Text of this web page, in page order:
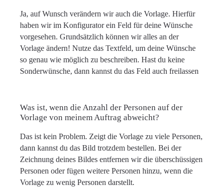
Ja, auf Wunsch verändern wir auch die Vorlage. Hierfür
haben wir im Konfigurator ein Feld für deine Wünsche
vorgesehen. Grundsätzlich können wir alles an der
Vorlage ändern! Nutze das Textfeld, um deine Wünsche
so genau wie möglich zu beschreiben. Hast du keine
Sonderwünsche, dann kannst du das Feld auch freilassen
Was ist, wenn die Anzahl der Personen auf der
Vorlage von meinem Auftrag abweicht?
Das ist kein Problem. Zeigt die Vorlage zu viele Personen,
dann kannst du das Bild trotzdem bestellen. Bei der
Zeichnung deines Bildes entfernen wir die überschüssigen
Personen oder fügen weitere Personen hinzu, wenn die
Vorlage zu wenig Personen darstellt.